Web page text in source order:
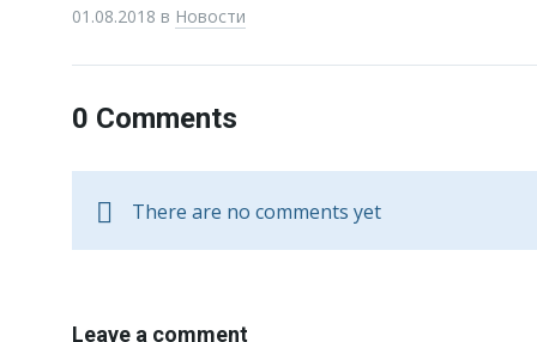
01.08.2018 в Новости
0 Comments
There are no comments yet
Leave a comment